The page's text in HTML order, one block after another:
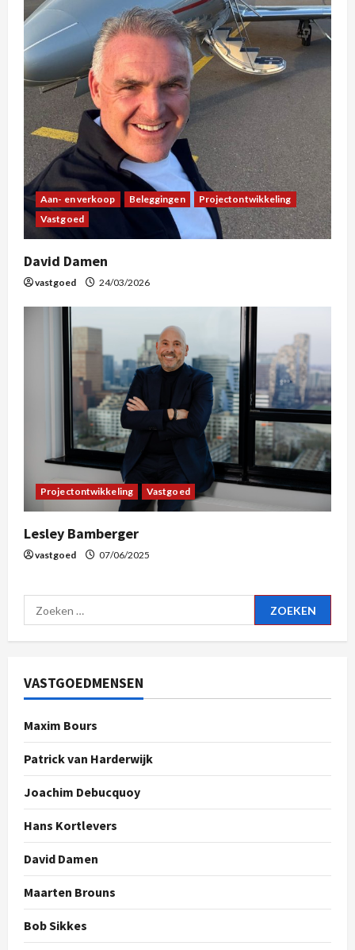
Aan- en verkoop Beleggingen
Projectontwikkeling
Vastgoed
David Damen
vastgoed 24/03/2026
Projectontwikkeling Vastgoed
Lesley Bamberger
vastgoed 07/06/2025
VASTGOEDMENSEN
Maxim Bours
Patrick van Harderwijk
Joachim Debucquoy
Hans Kortlevers
David Damen
Maarten Brouns
Bob Sikkes